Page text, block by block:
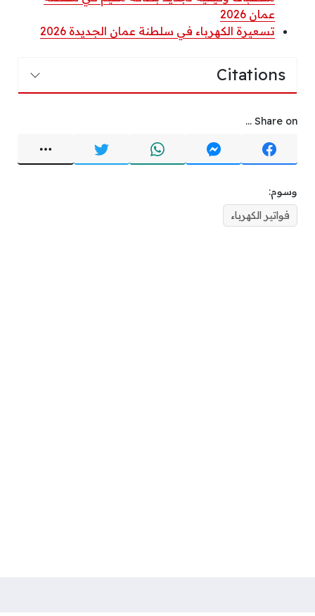
عمان 2026
تسعيرة الكهرباء في سلطنة عمان الجديدة 2026
Citations
Share on ...
وسوم:
فواتير الكهرباء